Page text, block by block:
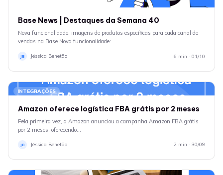
Base News | Destaques da Semana 40
Nova funcionalidade: imagens de produtos específicas para cada canal de
vendas na Base Nova funcionalidade:…
JB Jéssica Benetão 6 min · 01/10
INTEGRAÇÕES
Amazon oferece logística FBA grátis por 2 meses
Pela primeira vez, a Amazon anunciou a campanha Amazon FBA grátis
por 2 meses, oferecendo…
JB Jéssica Benetão 2 min · 30/09